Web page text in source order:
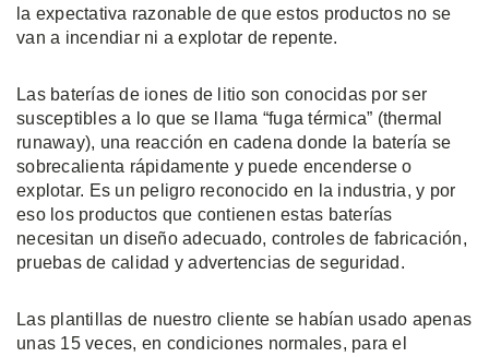
la expectativa razonable de que estos productos no se
van a incendiar ni a explotar de repente.
Las baterías de iones de litio son conocidas por ser
susceptibles a lo que se llama “fuga térmica” (thermal
runaway), una reacción en cadena donde la batería se
sobrecalienta rápidamente y puede encenderse o
explotar. Es un peligro reconocido en la industria, y por
eso los productos que contienen estas baterías
necesitan un diseño adecuado, controles de fabricación,
pruebas de calidad y advertencias de seguridad.
Las plantillas de nuestro cliente se habían usado apenas
unas 15 veces, en condiciones normales, para el